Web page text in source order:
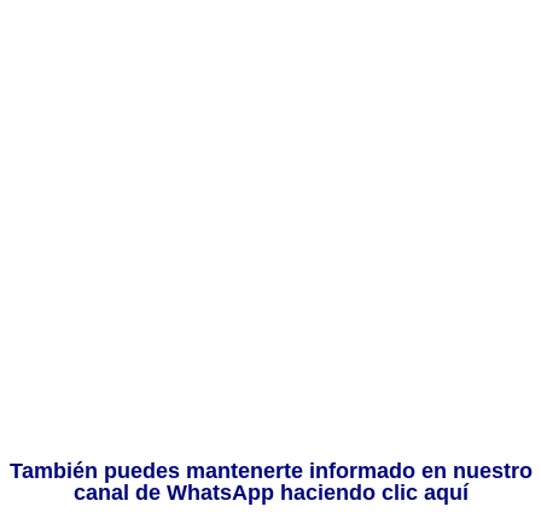
También puedes mantenerte informado en nuestro
canal de WhatsApp haciendo clic aquí